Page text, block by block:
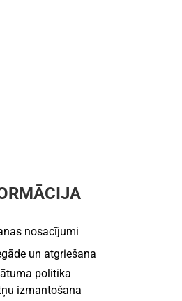
nosacījumi
un atgriešana
politika
izmantošana